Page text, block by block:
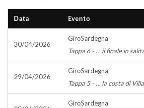
Data Evento
30/04/2026
GiroSardegna
Tappa 6 - … il finale in
29/04/2026
GiroSardegna
Tappa 5 - … la costa di
GiroSardegna